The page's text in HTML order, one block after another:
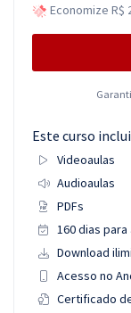
Economize R$
Este curso
Videoaulas
Audioaulas
PDFs
160 dias
Download
Acesso no
Certificado